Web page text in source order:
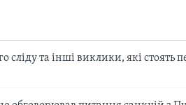
сліду та інші виклики, які стоять